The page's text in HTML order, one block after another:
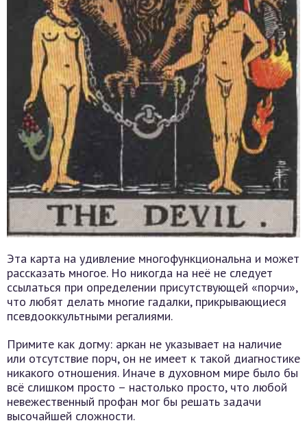
Эта карта на удивление многофункциональна и может
рассказать многое. Но никогда на неё не следует
ссылаться при определении присутствующей «порчи»,
что любят делать многие гадалки, прикрывающиеся
псевдооккультными регалиями.
Примите как догму: аркан не указывает на наличие
или отсутствие порч, он не имеет к такой диагностике
никакого отношения. Иначе в духовном мире было бы
всё слишком просто – настолько просто, что любой
невежественный профан мог бы решать задачи
высочайшей сложности.